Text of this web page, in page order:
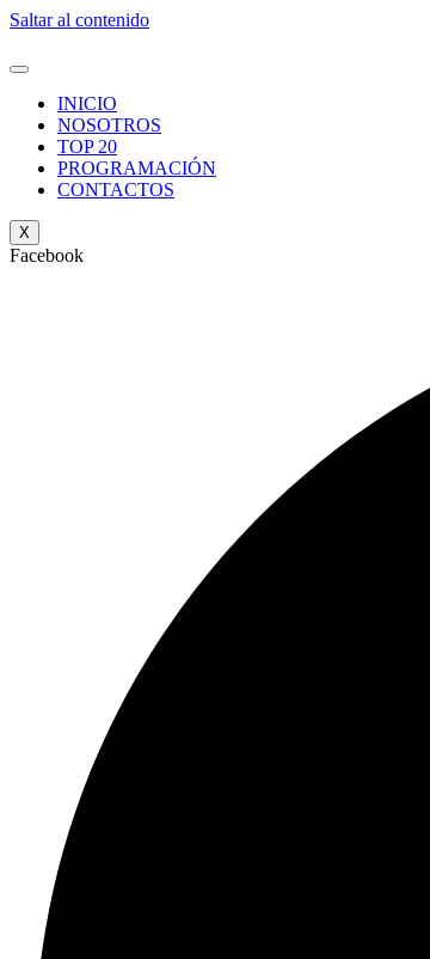
Saltar al contenido
INICIO
NOSOTROS
TOP 20
PROGRAMACIÓN
CONTACTOS
X
Facebook